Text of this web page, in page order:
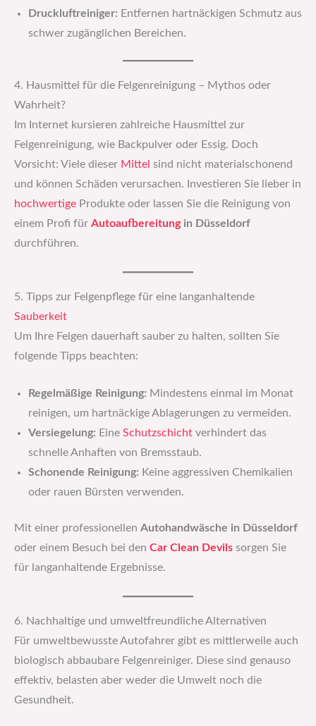
Druckluftreiniger: Entfernen hartnäckigen Schmutz aus
schwer zugänglichen Bereichen.
4. Hausmittel für die Felgenreinigung – Mythos oder
Wahrheit?
Im Internet kursieren zahlreiche Hausmittel zur
Felgenreinigung, wie Backpulver oder Essig. Doch
Vorsicht: Viele dieser Mittel sind nicht materialschonend
und können Schäden verursachen. Investieren Sie lieber in
hochwertige Produkte oder lassen Sie die Reinigung von
einem Profi für Autoaufbereitungin Düsseldorf
durchführen.
5. Tipps zur Felgenpflege für eine langanhaltende
Sauberkeit
Um Ihre Felgen dauerhaft sauber zu halten, sollten Sie
folgende Tipps beachten:
Regelmäßige Reinigung: Mindestens einmal im Monat
reinigen, um hartnäckige Ablagerungen zu vermeiden.
Versiegelung: Eine Schutzschicht verhindert das
schnelle Anhaften von Bremsstaub.
Schonende Reinigung: Keine aggressiven Chemikalien
oder rauen Bürsten verwenden.
Mit einer professionellen Autohandwäsche in Düsseldorf
oder einem Besuch bei den Car Clean Devils sorgen Sie
für langanhaltende Ergebnisse.
6. Nachhaltige und umweltfreundliche Alternativen
Für umweltbewusste Autofahrer gibt es mittlerweile auch
biologisch abbaubare Felgenreiniger. Diese sind genauso
effektiv, belasten aber weder die Umwelt noch die
Gesundheit.